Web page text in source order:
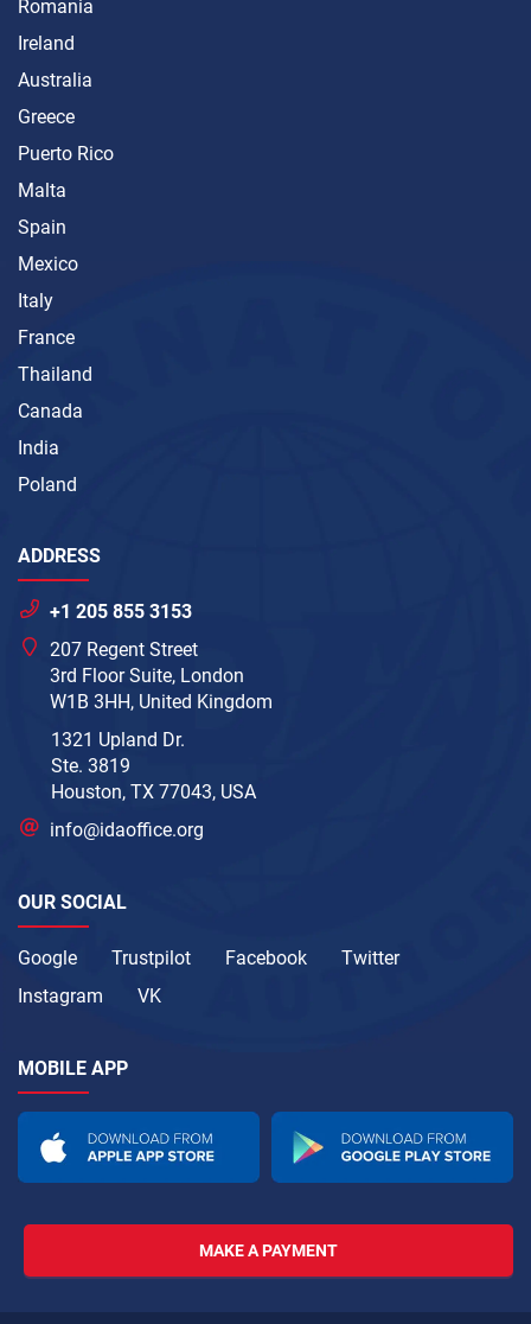
Romania
Ireland
Australia
Greece
Puerto Rico
Malta
Spain
Mexico
Italy
France
Thailand
Canada
India
Poland
ADDRESS
+1 205 855 3153
207 Regent Street
3rd Floor Suite, London
W1B 3HH, United Kingdom
1321 Upland Dr.
Ste. 3819
Houston, TX 77043, USA
info@idaoffice.org
OUR SOCIAL
Google Trustpilot Facebook
Twitter
Instagram
VK
MOBILE APP
MAKE A PAYMENT